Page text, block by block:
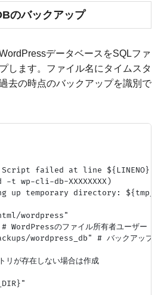
のバックアップ
データベースをSQLファ
します。ファイル名にタイムスタ
去の時点のバックアップを識別で
Script failed at line
-t wp-cli-db-XXXXXXXX)
up temporary directory:
html/wordpress"
WordPressのファイル所有者ユーザー
wordpress_db" # バックアップ保
リが存在しない場合は作成